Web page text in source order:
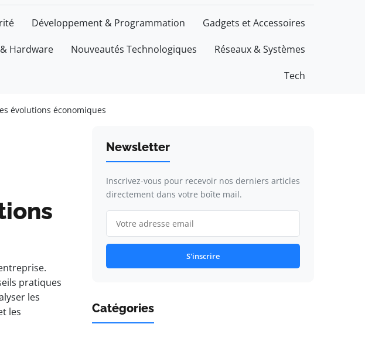
Développement & Programmation Gadgets et Accessoires
Hardware Nouveautés Technologiques Réseaux & Systèmes
Tech
évolutions économiques
pratiques
les
les
Newsletter
Inscrivez-vous pour recevoir nos derniers articles
directement dans votre boîte mail.
S'inscrire
Catégories